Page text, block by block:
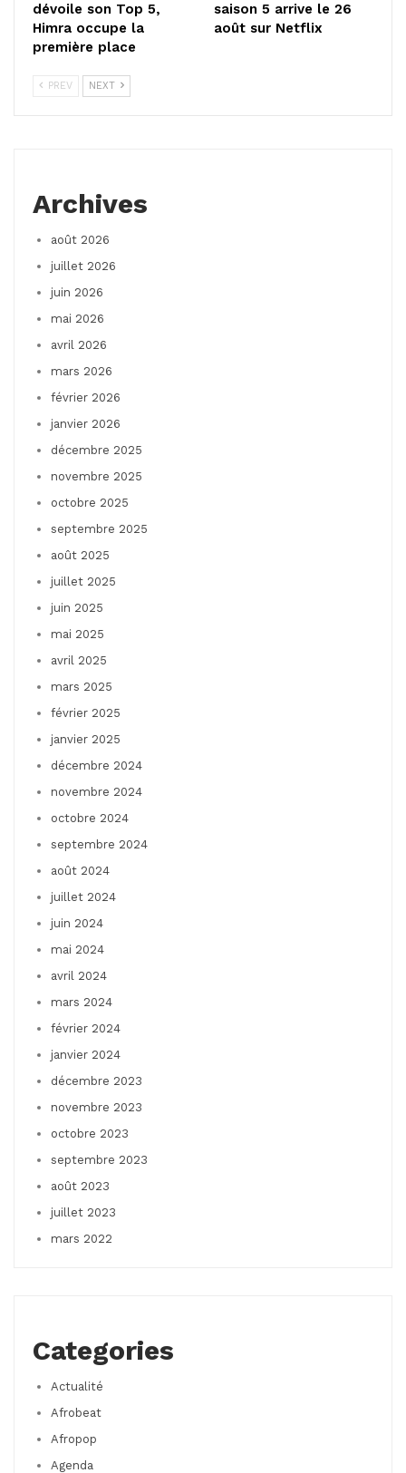
dévoile son Top 5,
Himra occupe la
première place
saison 5 arrive le 26
août sur Netflix
PREV NEXT
Archives
août 2026
juillet 2026
juin 2026
mai 2026
avril 2026
mars 2026
février 2026
janvier 2026
décembre 2025
novembre 2025
octobre 2025
septembre 2025
août 2025
juillet 2025
juin 2025
mai 2025
avril 2025
mars 2025
février 2025
janvier 2025
décembre 2024
novembre 2024
octobre 2024
septembre 2024
août 2024
juillet 2024
juin 2024
mai 2024
avril 2024
mars 2024
février 2024
janvier 2024
décembre 2023
novembre 2023
octobre 2023
septembre 2023
août 2023
juillet 2023
mars 2022
Categories
Actualité
Afrobeat
Afropop
Agenda